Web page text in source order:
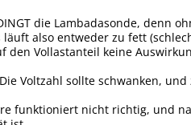
die Lambadasonde, denn
also entweder zu fett
Vollastanteil keine
Voltzahl sollte schwanken,
funktioniert nicht richtig, und